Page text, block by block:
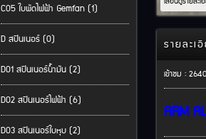
C05 ใบพัดไฟฟ้า Gemfan (1)
D สปินเนอร์ (0)
D01 สปินเนอร์น้ำมัน (2)
D02 สปินเนอร์ไฟฟ้า (6)
D03 สปินเนอร์ใบหุบ (2)
รายละเ
เข้าชม :
ARM